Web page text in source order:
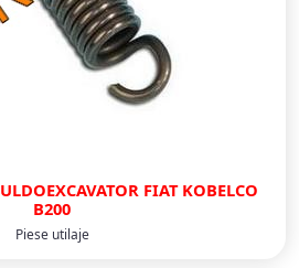
FIAT KOBELCO
B200
Piese utilaje